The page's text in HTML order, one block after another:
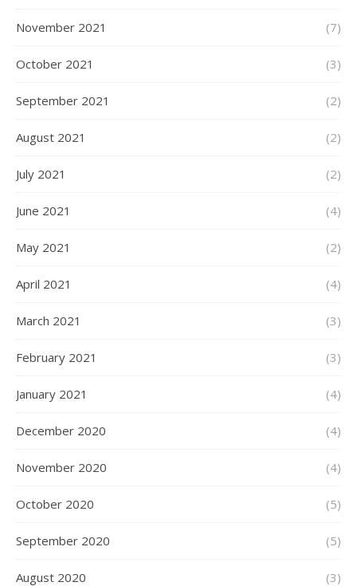
November 2021 (7)
October 2021 (3)
September 2021 (2)
August 2021 (2)
July 2021 (2)
June 2021 (4)
May 2021 (2)
April 2021 (4)
March 2021 (3)
February 2021 (3)
January 2021 (4)
December 2020 (4)
November 2020 (4)
October 2020 (5)
September 2020 (5)
August 2020 (3)